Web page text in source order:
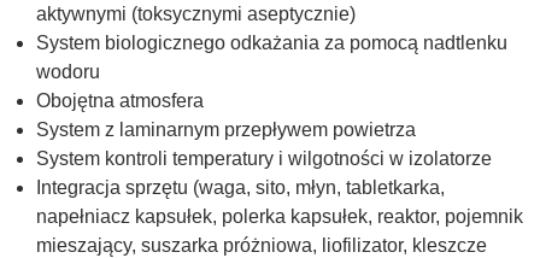
aktywnymi (toksycznymi aseptycznie)
System biologicznego odkażania za pomocą nadtlenku
wodoru
Obojętna atmosfera
System z laminarnym przepływem powietrza
System kontroli temperatury i wilgotności w izolatorze
Integracja sprzętu (waga, sito, młyn, tabletkarka,
napełniacz kapsułek, polerka kapsułek, reaktor, pojemnik
mieszający, suszarka próżniowa, liofilizator, kleszcze